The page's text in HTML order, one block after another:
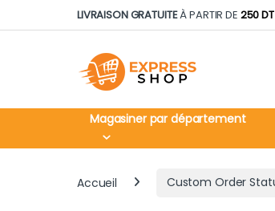
Skip to navigation
Skip to contentLIVRAISON GRATUITEÀ PARTIR DE 250 DT
Magasiner par département
Accueil Custom Order